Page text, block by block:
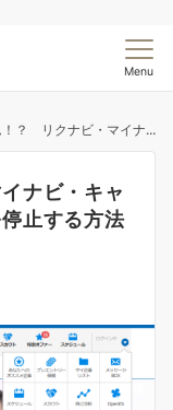
Menu
ナビ・キャリタス主要就活サイトの配信を停止する方法まとめ
ナビ・キャ
止する方法